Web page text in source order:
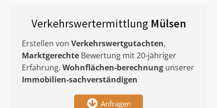
Verkehrswertermittlung Mülsen
Erstellen von Verkehrswertgutachten,
Marktgerechte Bewertung mit 20-jähriger
Erfahrung. Wohnflächen-berechnung unserer
Immobilien-sachverständigen
Anfragen